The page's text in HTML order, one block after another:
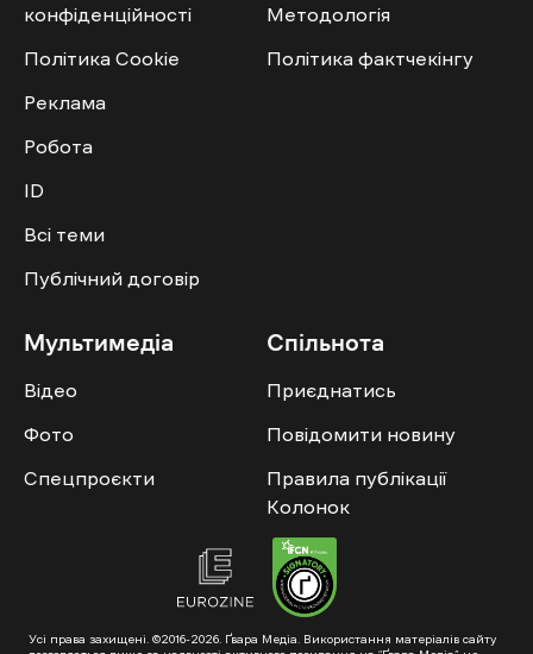
конфіденційності
Політика Cookie
Реклама
Робота
ID
Всі теми
Публічний договір
Методологія
Політика фактчекінгу
Мультимедіа
Відео
Фото
Спецпроєкти
Спільнота
Приєднатись
Повідомити новину
Правила публікації
Колонок
Усі права захищені. ©2016-2026. Ґвара Медіа. Використання матеріалів сайту